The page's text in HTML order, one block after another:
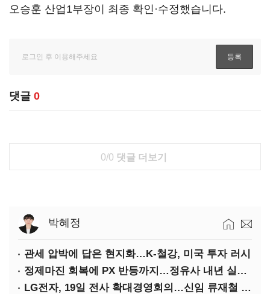
오승훈 산업1부장이 최종 확인·수정했습니다.
댓글 0
0/0 댓글 더보기
박혜정
관세 압박에 답은 현지화…K-철강, 미국 투자 러시
정제마진 회복에 PX 반등까지…정유사 내년 실적 기대
LG전자, 19일 전사 확대경영회의…신임 류재철 사장 주관